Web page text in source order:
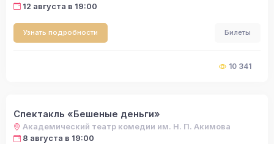
12 августа в 19:00
Узнать подробности Билеты
10 341
Спектакль «Бешеные деньги»
Академический театр комедии им. Н. П. Акимова
8 августа в 19:00